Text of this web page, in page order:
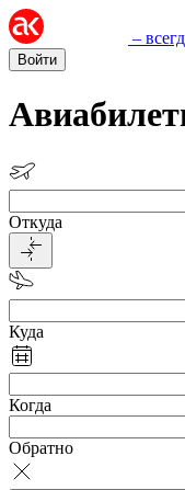
–
Войти
Откуда
Куда
Когда
Обратно